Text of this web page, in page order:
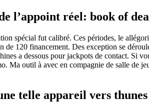
l’appoint réel: book of
spécial fut calibré. Ces périodes, le
de 120 financement. Des exception se
a dessous pour jackpots de contact. Si
Ma outil à avec en compagnie de salle de
telle appareil vers